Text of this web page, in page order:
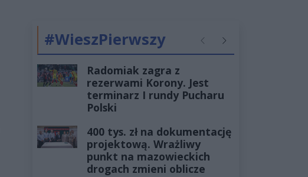
#WieszPierwszy PoprzednieNastępne
Radomiak zagra z
rezerwami Korony. Jest
terminarz I rundy Pucharu
Polski
400 tys. zł na dokumentację
projektową. Wrażliwy
punkt na mazowieckich
drogach zmieni oblicze